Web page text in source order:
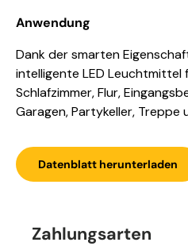
Anwendung
Dank der smarten
intelligente LED Leuchtmittel
Schlafzimmer, Flur,
Garagen, Partykeller, Treppe
Datenblatt herunterladen
Zahlungsarten